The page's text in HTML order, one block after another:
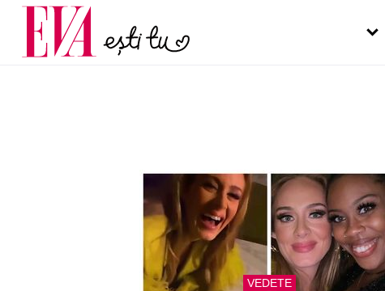
VEDETE
Carieră
Actualitate
pe măsură ce înaintezi